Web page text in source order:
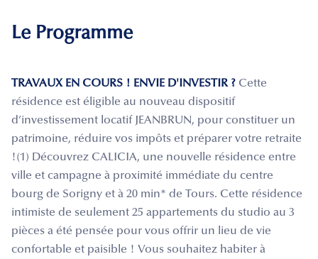
Le Programme
TRAVAUX EN COURS ! ENVIE D'INVESTIR ? Cette
résidence est éligible au nouveau dispositif
d’investissement locatif JEANBRUN, pour constituer un
patrimoine, réduire vos impôts et préparer votre retraite
!(1) Découvrez CALICIA, une nouvelle résidence entre
ville et campagne à proximité immédiate du centre
bourg de Sorigny et à 20 min* de Tours. Cette résidence
intimiste de seulement 25 appartements du studio au 3
pièces a été pensée pour vous offrir un lieu de vie
confortable et paisible ! Vous souhaitez habiter à